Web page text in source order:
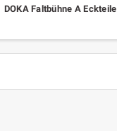
DOKA Faltbühne A Eckteile